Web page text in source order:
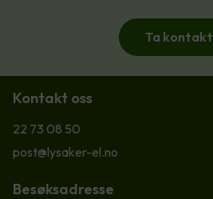
Ta kontakt
Kontakt oss
22 73 08 50
post@lysaker-el.no
Besøksadresse